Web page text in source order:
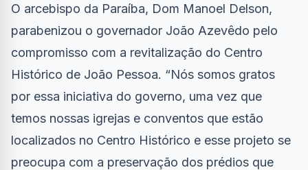
O arcebispo da Paraíba, Dom Manoel Delson,
parabenizou o governador João Azevêdo pelo
compromisso com a revitalização do Centro
Histórico de João Pessoa. “Nós somos gratos
por essa iniciativa do governo, uma vez que
temos nossas igrejas e conventos que estão
localizados no Centro Histórico e esse projeto se
preocupa com a preservação dos prédios que